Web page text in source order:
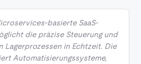
basierte SaaS-
die präzise Steuerung und
Lagerprozessen in Echtzeit. Die
Automatisierungssysteme,